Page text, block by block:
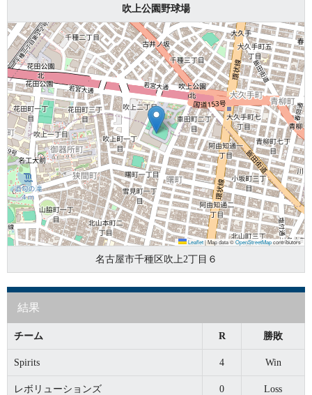
吹上公園野球場
Leaflet|Map data ©OpenStreetMapcontributors
名古屋市千種区吹上2丁目６
結果
チーム R 勝敗
Spirits 4 Win
レボリューションズ 0 Loss